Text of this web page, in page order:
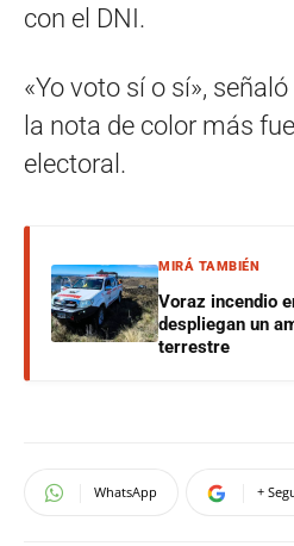
con el DNI.
«Yo voto sí o sí»,
la nota de color más
electoral.
MIRÁ TAMBIÉN
Voraz incendio
despliegan un
terrestre
WhatsApp +